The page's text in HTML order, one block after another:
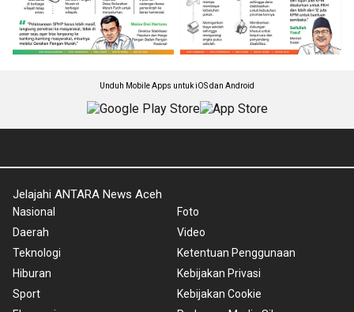
Unduh Mobile Apps untuk iOS dan Android
Jelajahi ANTARA News Aceh
Nasional
Daerah
Teknologi
Hiburan
Sport
Foto
Video
Ketentuan Penggunaan
Kebijakan Privasi
Kebijakan Cookie